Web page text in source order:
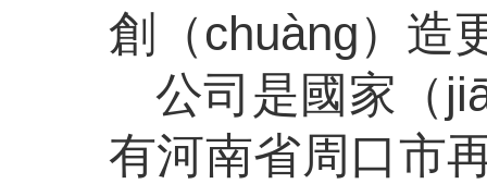
創（chuàng）造
公司是國家（
有河南省周口市